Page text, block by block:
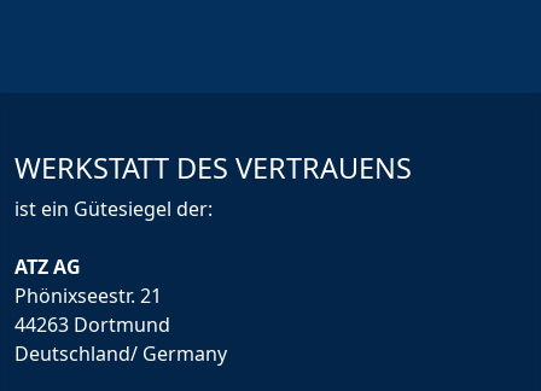
WERKSTATT DES VERTRAUENS
ist ein Gütesiegel der:
ATZ AG
Phönixseestr. 21
44263 Dortmund
Deutschland/ Germany